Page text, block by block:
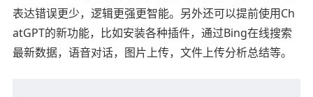
表达错误更少，逻辑更强更智能。另外还可以提前使用Ch
atGPT的新功能，比如安装各种插件，通过Bing在线搜索
最新数据，语音对话，图片上传，文件上传分析总结等。